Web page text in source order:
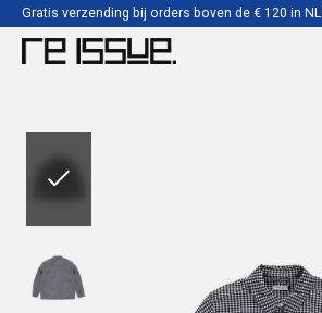
Gratis verzending bij orders boven de € 120 in NL